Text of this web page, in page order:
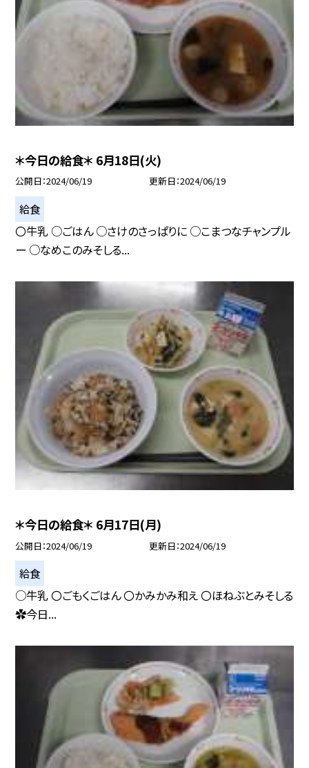
＊今日の給食＊ 6月18日(火)
公開日 2024/06/19 更新日 2024/06/19
給食
〇牛乳 ○ごはん ○さけのさっぱりに ○こまつなチャンプル
ー ○なめこのみそしる...
＊今日の給食＊ 6月17日(月)
公開日 2024/06/19 更新日 2024/06/19
給食
○牛乳 〇ごもくごはん 〇かみかみ和え 〇ほねぶとみそしる
✿今日...